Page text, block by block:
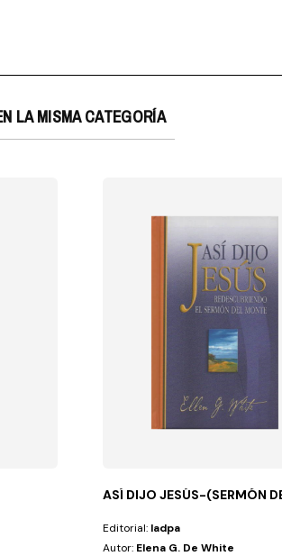
LA MISMA CATEGORÍA
ASÍ DIJO JESÚS-(SERMÓN
Editorial: Iadpa
Autor: Elena G. De White